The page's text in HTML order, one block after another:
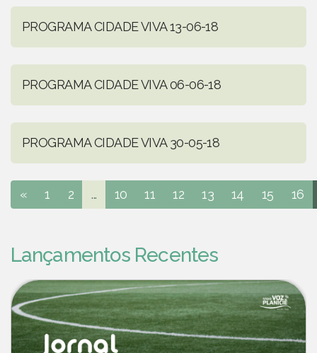
PROGRAMA CIDADE VIVA 13-06-18
PROGRAMA CIDADE VIVA 06-06-18
PROGRAMA CIDADE VIVA 30-05-18
« 1 2 ... 10 11 12 13 14 15 16
Lançamentos Recentes